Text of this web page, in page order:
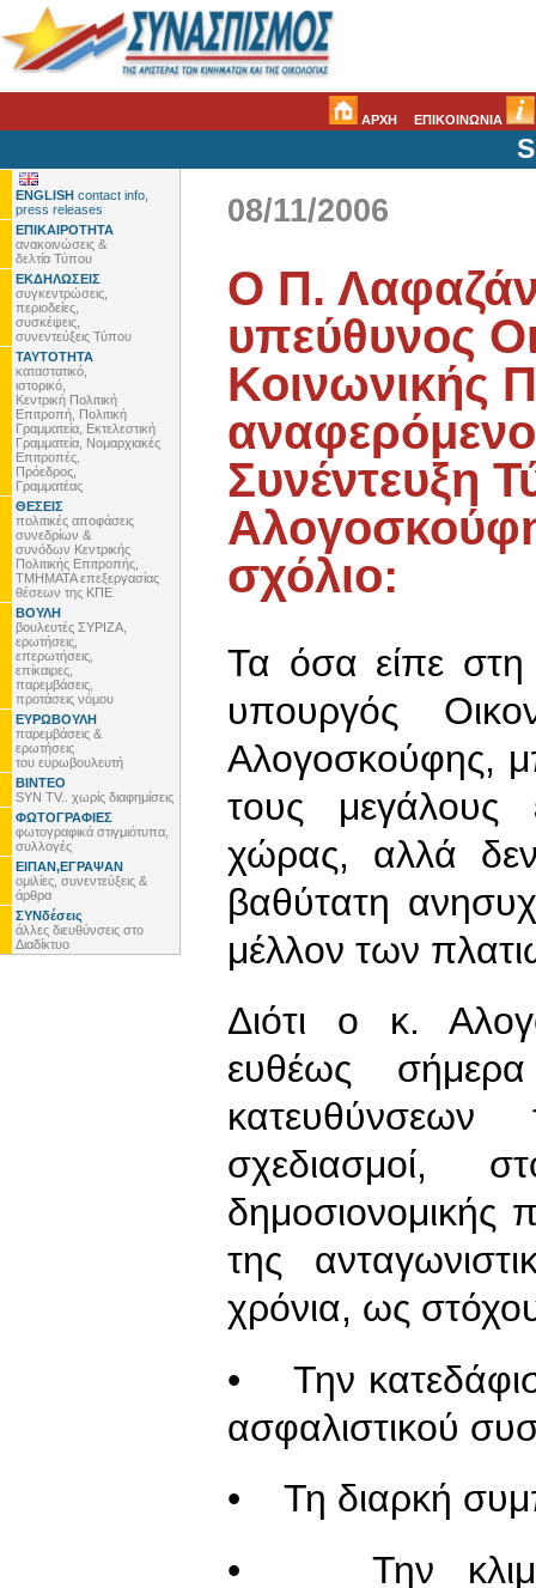
ΑΡΧΗ ΕΠΙΚΟΙΝΩΝΙΑ
ENGLISH contact info,
press releases
ΕΠΙΚΑΙΡΟΤΗΤΑ
ανακοινώσεις &
δελτία Τύπου
ΕΚΔΗΛΩΣΕΙΣ
συγκεντρώσεις,
περιοδείες,
συσκέψεις,
συνεντεύξεις Τύπου
ΤΑΥΤΟΤΗΤΑ
καταστατικό,
ιστορικό,
Κεντρική Πολιτική
Επιτροπή, Πολιτική
Γραμματεία, Εκτελεστική
Γραμματεία, Νομαρχιακές
Επιτροπές,
Πρόεδρος,
Γραμματέας
ΘΕΣΕΙΣ
πολιτικές αποφάσεις
συνεδρίων &
συνόδων Κεντρικής
Πολιτικής Επιτροπής,
ΤΜΗΜΑΤΑ επεξεργασίας
θέσεων της ΚΠΕ
ΒΟΥΛΗ
βουλευτές ΣΥΡΙΖΑ,
ερωτήσεις,
επερωτήσεις,
επίκαιρες,
παρεμβάσεις,
προτάσεις νόμου
ΕΥΡΩΒΟΥΛΗ
παρεμβάσεις &
ερωτήσεις
του ευρωβουλευτή
ΒΙΝΤΕΟ
SYN TV.. χωρίς διαφημίσεις
ΦΩΤΟΓΡΑΦΙΕΣ
φωτογραφικά στιγμιότυπα,
συλλογές
ΕΙΠΑΝ,ΕΓΡΑΨΑΝ
ομιλίες, συνεντεύξεις &
άρθρα
ΣΥΝδέσεις
άλλες διευθύνσεις στο
Διαδίκτυο
08/11/2006
Ο Π.
υπεύθυνος
Κοινωνικής
Συνέντευξη
σχόλιο:
Τα όσα είπε στη
υπουργός
Αλογοσκούφης,
τους μεγάλους
χώρας, αλλά
βαθύτατη
μέλλον των
Διότι ο κ.
ευθέως
σχεδιασμοί,
δημοσιονομικής
της
χρόνια, ως
• Την
ασφαλιστικού
• Τη διαρκή
• Την